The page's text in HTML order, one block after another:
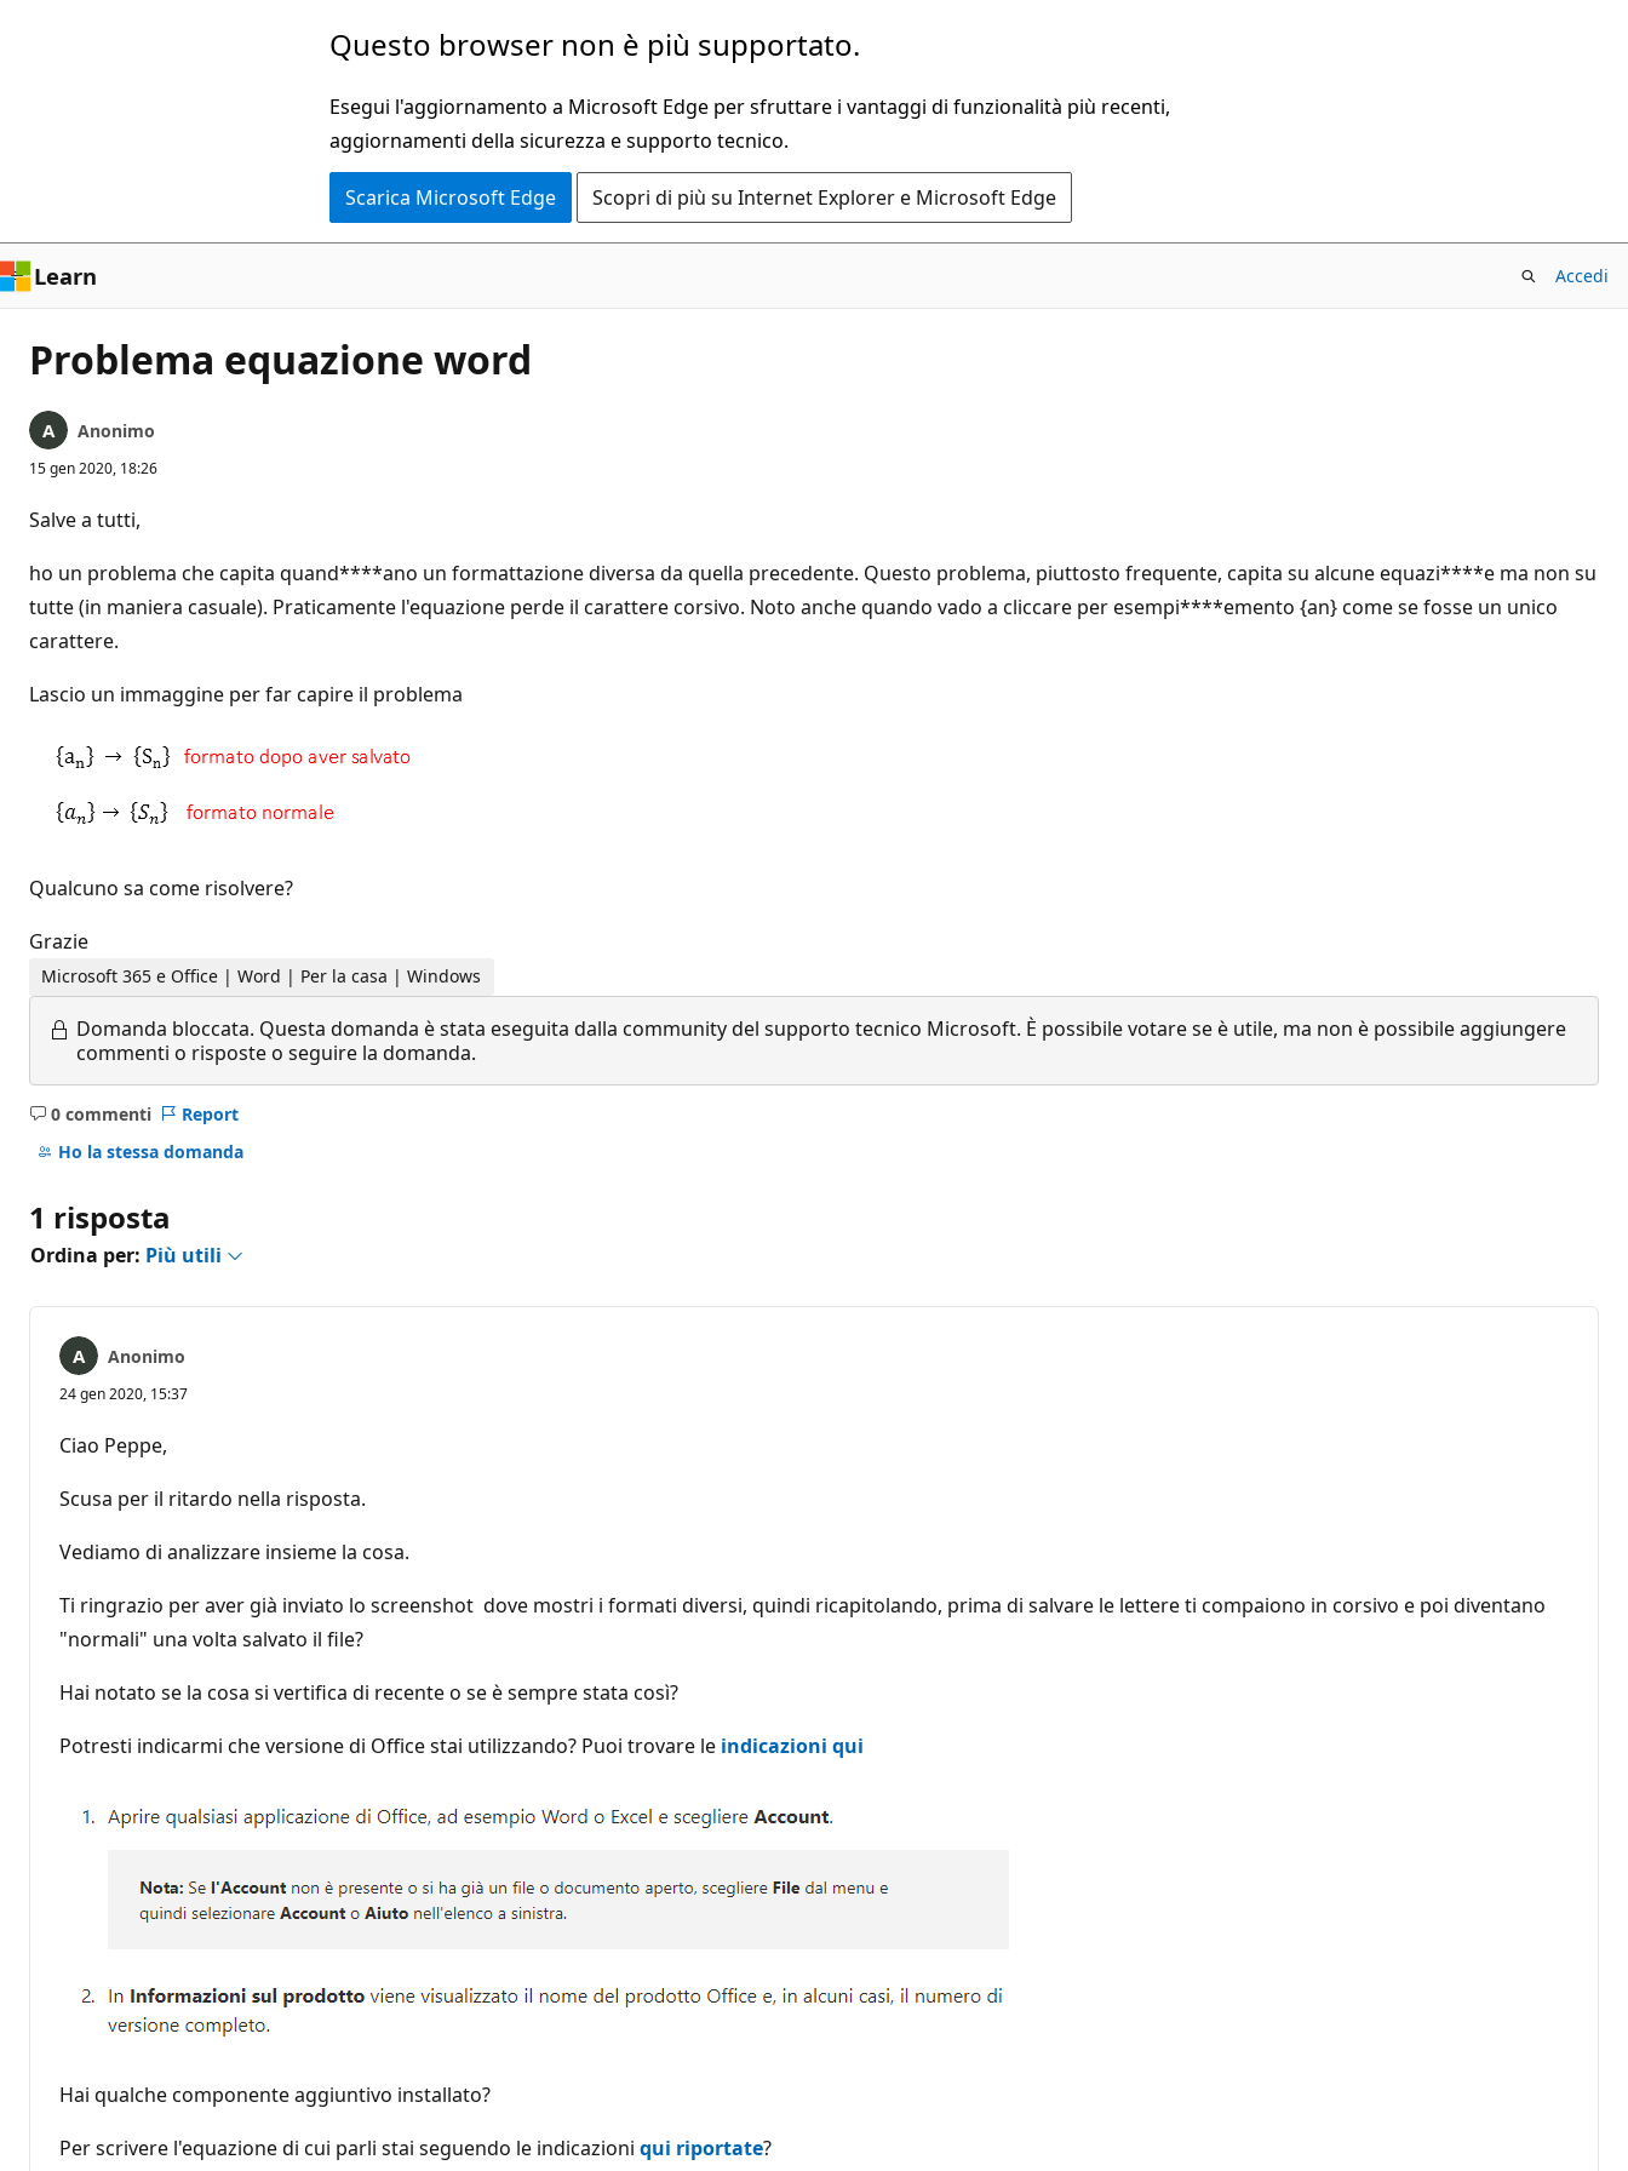
Questo browser non è più supportato.
Esegui l'aggiornamento a Microsoft Edge per sfruttare i vantaggi di funzionalità più recenti,
aggiornamenti della sicurezza e supporto tecnico.
Scarica Microsoft Edge Scopri di più su Internet Explorer e Microsoft Edge
Learn Accedi
Problema equazione word
Anonimo
15 gen 2020, 18:26
Salve a tutti,
ho un problema che capita quand****ano un formattazione diversa da quella precedente. Questo problema, piuttosto frequente, capita su alcune equazi****e ma non su
tutte (in maniera casuale). Praticamente l'equazione perde il carattere corsivo. Noto anche quando vado a cliccare per esempi****emento {an} come se fosse un unico
carattere.
Lascio un immaggine per far capire il problema
Qualcuno sa come risolvere?
Grazie
Microsoft 365 e Office | Word | Per la casa | Windows
Domanda bloccata. Questa domanda è stata eseguita dalla community del supporto tecnico Microsoft. È possibile votare se è utile, ma non è possibile aggiungere
commenti o risposte o seguire la domanda.
0 commenti
Nessun
commento
Report
Ho la stessa domanda
1 risposta
Ordina per: Più utili
Anonimo
24 gen 2020, 15:37
Ciao Peppe,
Scusa per il ritardo nella risposta.
Vediamo di analizzare insieme la cosa.
Ti ringrazio per aver già inviato lo screenshot dove mostri i formati diversi, quindi ricapitolando, prima di salvare le lettere ti compaiono in corsivo e poi diventano
"normali" una volta salvato il file?
Hai notato se la cosa si vertifica di recente o se è sempre stata così?
Potresti indicarmi che versione di Office stai utilizzando? Puoi trovare le indicazioni qui
Hai qualche componente aggiuntivo installato?
Per scrivere l'equazione di cui parli stai seguendo le indicazioni qui riportate?